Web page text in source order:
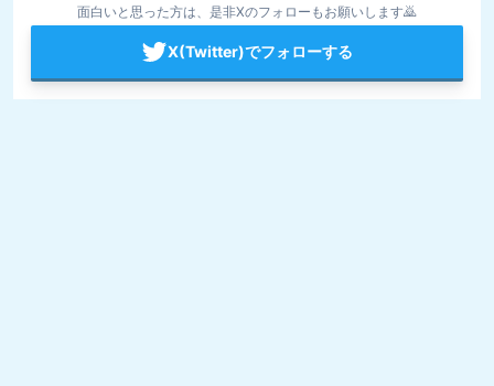
面白いと思った方は、是非Xのフォローもお願いします🙇
X(Twitter)でフォローする